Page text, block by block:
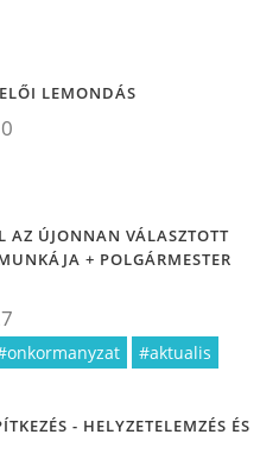
LEMONDÁS
AZ ÚJONNAN VÁLASZTOTT
+ POLGÁRMESTER
#aktualis
- HELYZETELEMZÉS ÉS